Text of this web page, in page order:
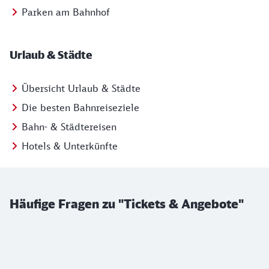
Parken am Bahnhof
Urlaub & Städte
Übersicht Urlaub & Städte
Die besten Bahnreiseziele
Bahn- & Städtereisen
Hotels & Unterkünfte
Häufige Fragen zu "Tickets & Angebote"